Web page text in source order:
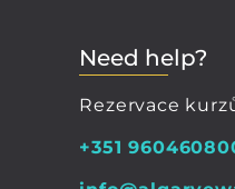
Need help?
Rezervace
+351